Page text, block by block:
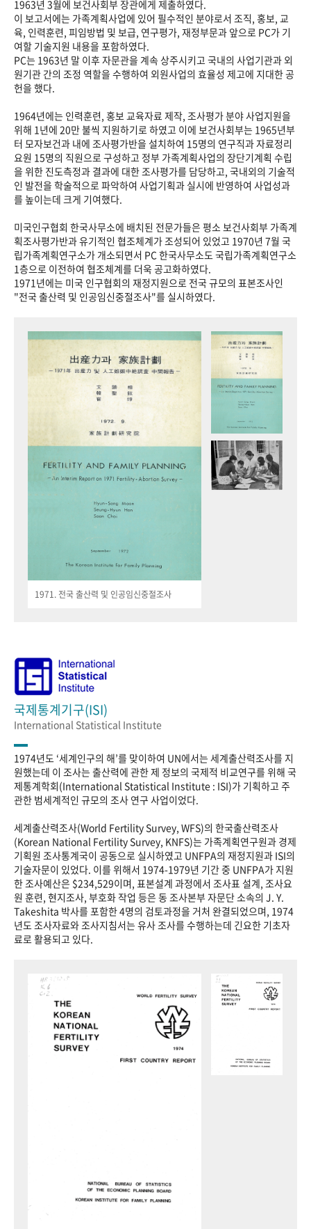
1963년 3월에 보건사회부 장관에게 제출하였다.
이 보고서에는 가족계획사업에 있어 필수적인 분야로서 조직, 홍보, 교
육, 인력훈련, 피임방법 및 보급, 연구평가, 재정부문과 앞으로 PC가 기
여할 기술지원 내용을 포함하였다.
PC는 1963년 말 이후 자문관을 계속 상주시키고 국내의 사업기관과 외
원기관 간의 조정 역할을 수행하여 외원사업의 효율성 제고에 지대한 공
헌을 했다.
1964년에는 인력훈련, 홍보 교육자료 제작, 조사평가 분야 사업지원을
위해 1년에 20만 불씩 지원하기로 하였고 이에 보건사회부는 1965년부
터 모자보건과 내에 조사평가반을 설치하여 15명의 연구직과 자료정리
요원 15명의 직원으로 구성하고 정부 가족계획사업의 장단기계획 수립
을 위한 진도측정과 결과에 대한 조사평가를 담당하고, 국내외의 기술적
인 발전을 학술적으로 파악하여 사업기획과 실시에 반영하여 사업성과
를 높이는데 크게 기여했다.
미국인구협회 한국사무소에 배치된 전문가들은 평소 보건사회부 가족계
획조사평가반과 유기적인 협조체계가 조성되어 있었고 1970년 7월 국
립가족계획연구소가 개소되면서 PC 한국사무소도 국립가족계획연구소
1층으로 이전하여 협조체계를 더욱 공고화하였다.
1971년에는 미국 인구협회의 재정지원으로 전국 규모의 표본조사인
"전국 출산력 및 인공임신중절조사"를 실시하였다.
1971. 전국 출산력 및 인공임신중절조사
국제통계기구(ISI)
International Statistical Institute
1974년도 ‘세계인구의 해’를 맞이하여 UN에서는 세계출산력조사를 지
원했는데 이 조사는 출산력에 관한 제 정보의 국제적 비교연구를 위해 국
제통계학회(International Statistical Institute : ISI)가 기획하고 주
관한 범세계적인 규모의 조사 연구 사업이었다.
세계출산력조사(World Fertility Survey, WFS)의 한국출산력조사
(Korean National Fertility Survey, KNFS)는 가족계획연구원과 경제
기획원 조사통계국이 공동으로 실시하였고 UNFPA의 재정지원과 ISI의
기술자문이 있었다. 이를 위해서 1974-1979년 기간 중 UNFPA가 지원
한 조사예산은 $234,529이며, 표본설계 과정에서 조사표 설계, 조사요
원 훈련, 현지조사, 부호화 작업 등은 동 조사본부 자문단 소속의 J. Y.
Takeshita 박사를 포함한 4명의 검토과정을 거처 완결되었으며, 1974
년도 조사자료와 조사지침서는 유사 조사를 수행하는데 긴요한 기초자
료로 활용되고 있다.